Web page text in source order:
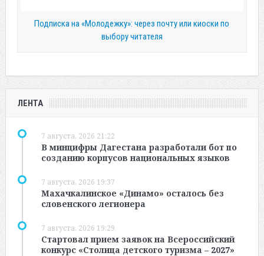
Подписка на «Молодежку»: через почту или киоски по
выбору читателя
ЛЕНТА
7 августа, 2026 21:22
В минцифры Дагестана разработали бот по
созданию корпусов национальных языков
7 августа, 2026 19:37
Махачкалинское «Динамо» осталось без
словенского легионера
7 августа, 2026 19:29
Стартовал прием заявок на Всероссийский
конкурс «Столица детского туризма – 2027»